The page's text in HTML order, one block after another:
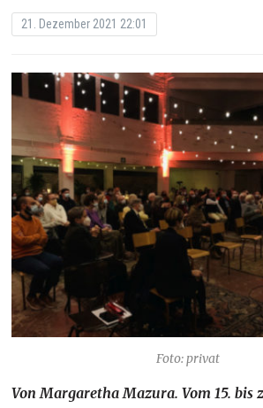
21. Dezember 2021 22:01
Foto: privat
Von Margaretha Mazura. Vom 15. bis